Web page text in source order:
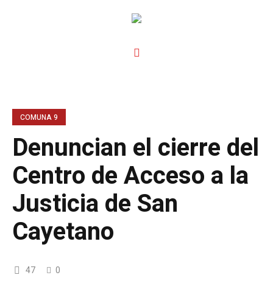
COMUNA 9
Denuncian el cierre del
Centro de Acceso a la
Justicia de San
Cayetano
47 0